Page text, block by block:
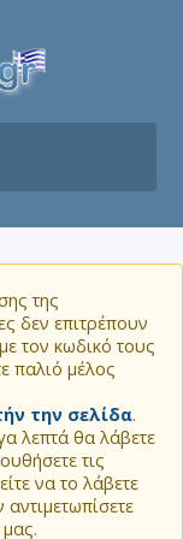
της
δεν επιτρέπουν
τον κωδικό τους
παλιό μέλος
την σελίδα.
λεπτά θα λάβετε
τις
να το λάβετε
αντιμετωπίσετε
μας.